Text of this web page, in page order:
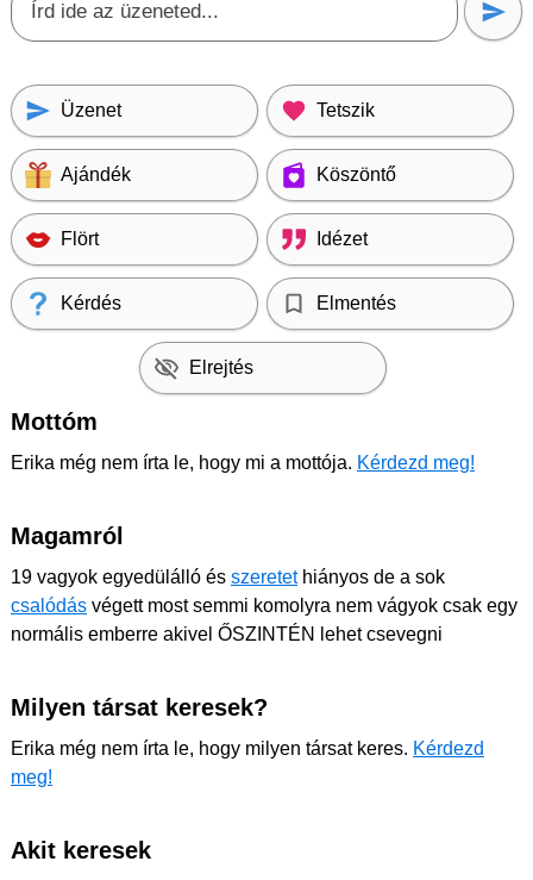
Üzenet Tetszik
Ajándék Köszöntő
Flört Idézet
Kérdés Elmentés
Elrejtés
Mottóm
Erika még nem írta le, hogy mi a mottója. Kérdezd meg!
Magamról
19 vagyok egyedülálló és szeretethiányos de a sok
csalódás végett most semmi komolyra nem vágyok csak egy
normális emberre akivel ŐSZINTÉN lehet csevegni
Milyen társat keresek?
Erika még nem írta le, hogy milyen társat keres. Kérdezd
meg!
Akit keresek